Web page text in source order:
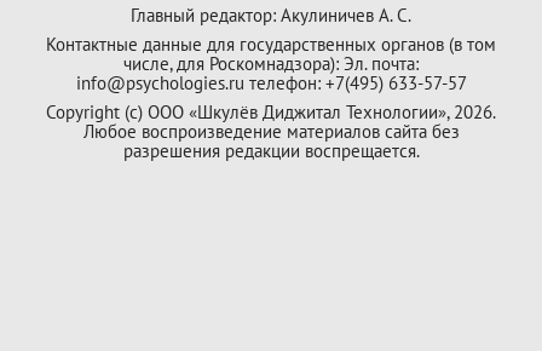
Главный редактор: Акулиничев А. С.
Контактные данные для государственных органов (в том
числе, для Роскомнадзора): Эл. почта:
info@psychologies.ru телефон: +7(495) 633-57-57
Copyright (с) ООО «Шкулёв Диджитал Технологии», 2026.
Любое воспроизведение материалов сайта без
разрешения редакции воспрещается.